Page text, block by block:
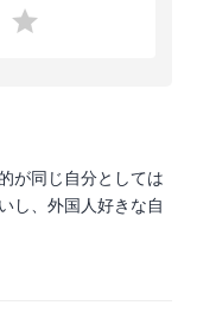
が同じ自分としては
し、外国人好きな自